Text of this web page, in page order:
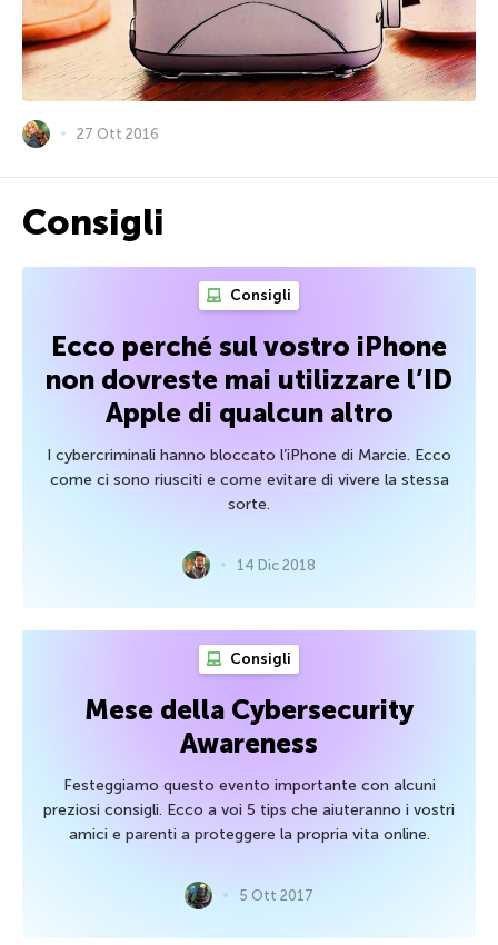
27 Ott 2016
Consigli
Consigli
Ecco perché sul vostro iPhone
non dovreste mai utilizzare l’ID
Apple di qualcun altro
I cybercriminali hanno bloccato l’iPhone di Marcie. Ecco
come ci sono riusciti e come evitare di vivere la stessa
sorte.
14 Dic 2018
Consigli
Mese della Cybersecurity
Awareness
Festeggiamo questo evento importante con alcuni
preziosi consigli. Ecco a voi 5 tips che aiuteranno i vostri
amici e parenti a proteggere la propria vita online.
5 Ott 2017